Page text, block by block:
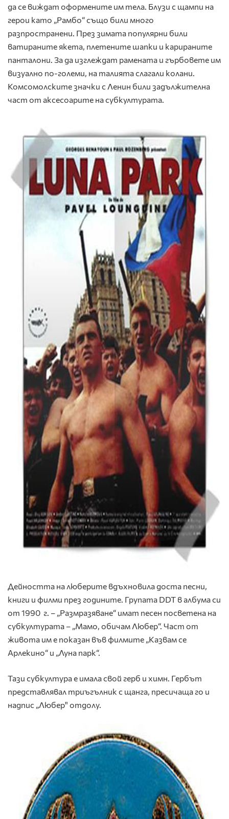
да се виждат оформените им тела. Блузи с щампи на
герои като „Рамбо“ също били много
разпространени. През зимата популярни били
ватираните якета, плетените шапки и карираните
панталони. За да изглеждат рамената и гърбовете им
визуално по-големи, на талията слагали колани.
Комсомолските значки с Ленин били задължителна
част от аксесоарите на субкултурата.
Дейността на люберите вдъхновила доста песни,
книги и филми през годините. Групата DDT в албума си
от 1990 г. – „Размразяване“ имат песен посветена на
субкултурата – „Мамо, обичам Любер“. Част от
живота им е показан във филмите „Казвам се
Арлекино“ и „Луна парк“.
Тази субкултура е имала свой герб и химн. Гербът
представлявал триъгълник с щанга, пресичаща го и
надпис „Любер" отдолу.